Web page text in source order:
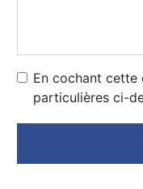
En cochant cette
particulières ci-